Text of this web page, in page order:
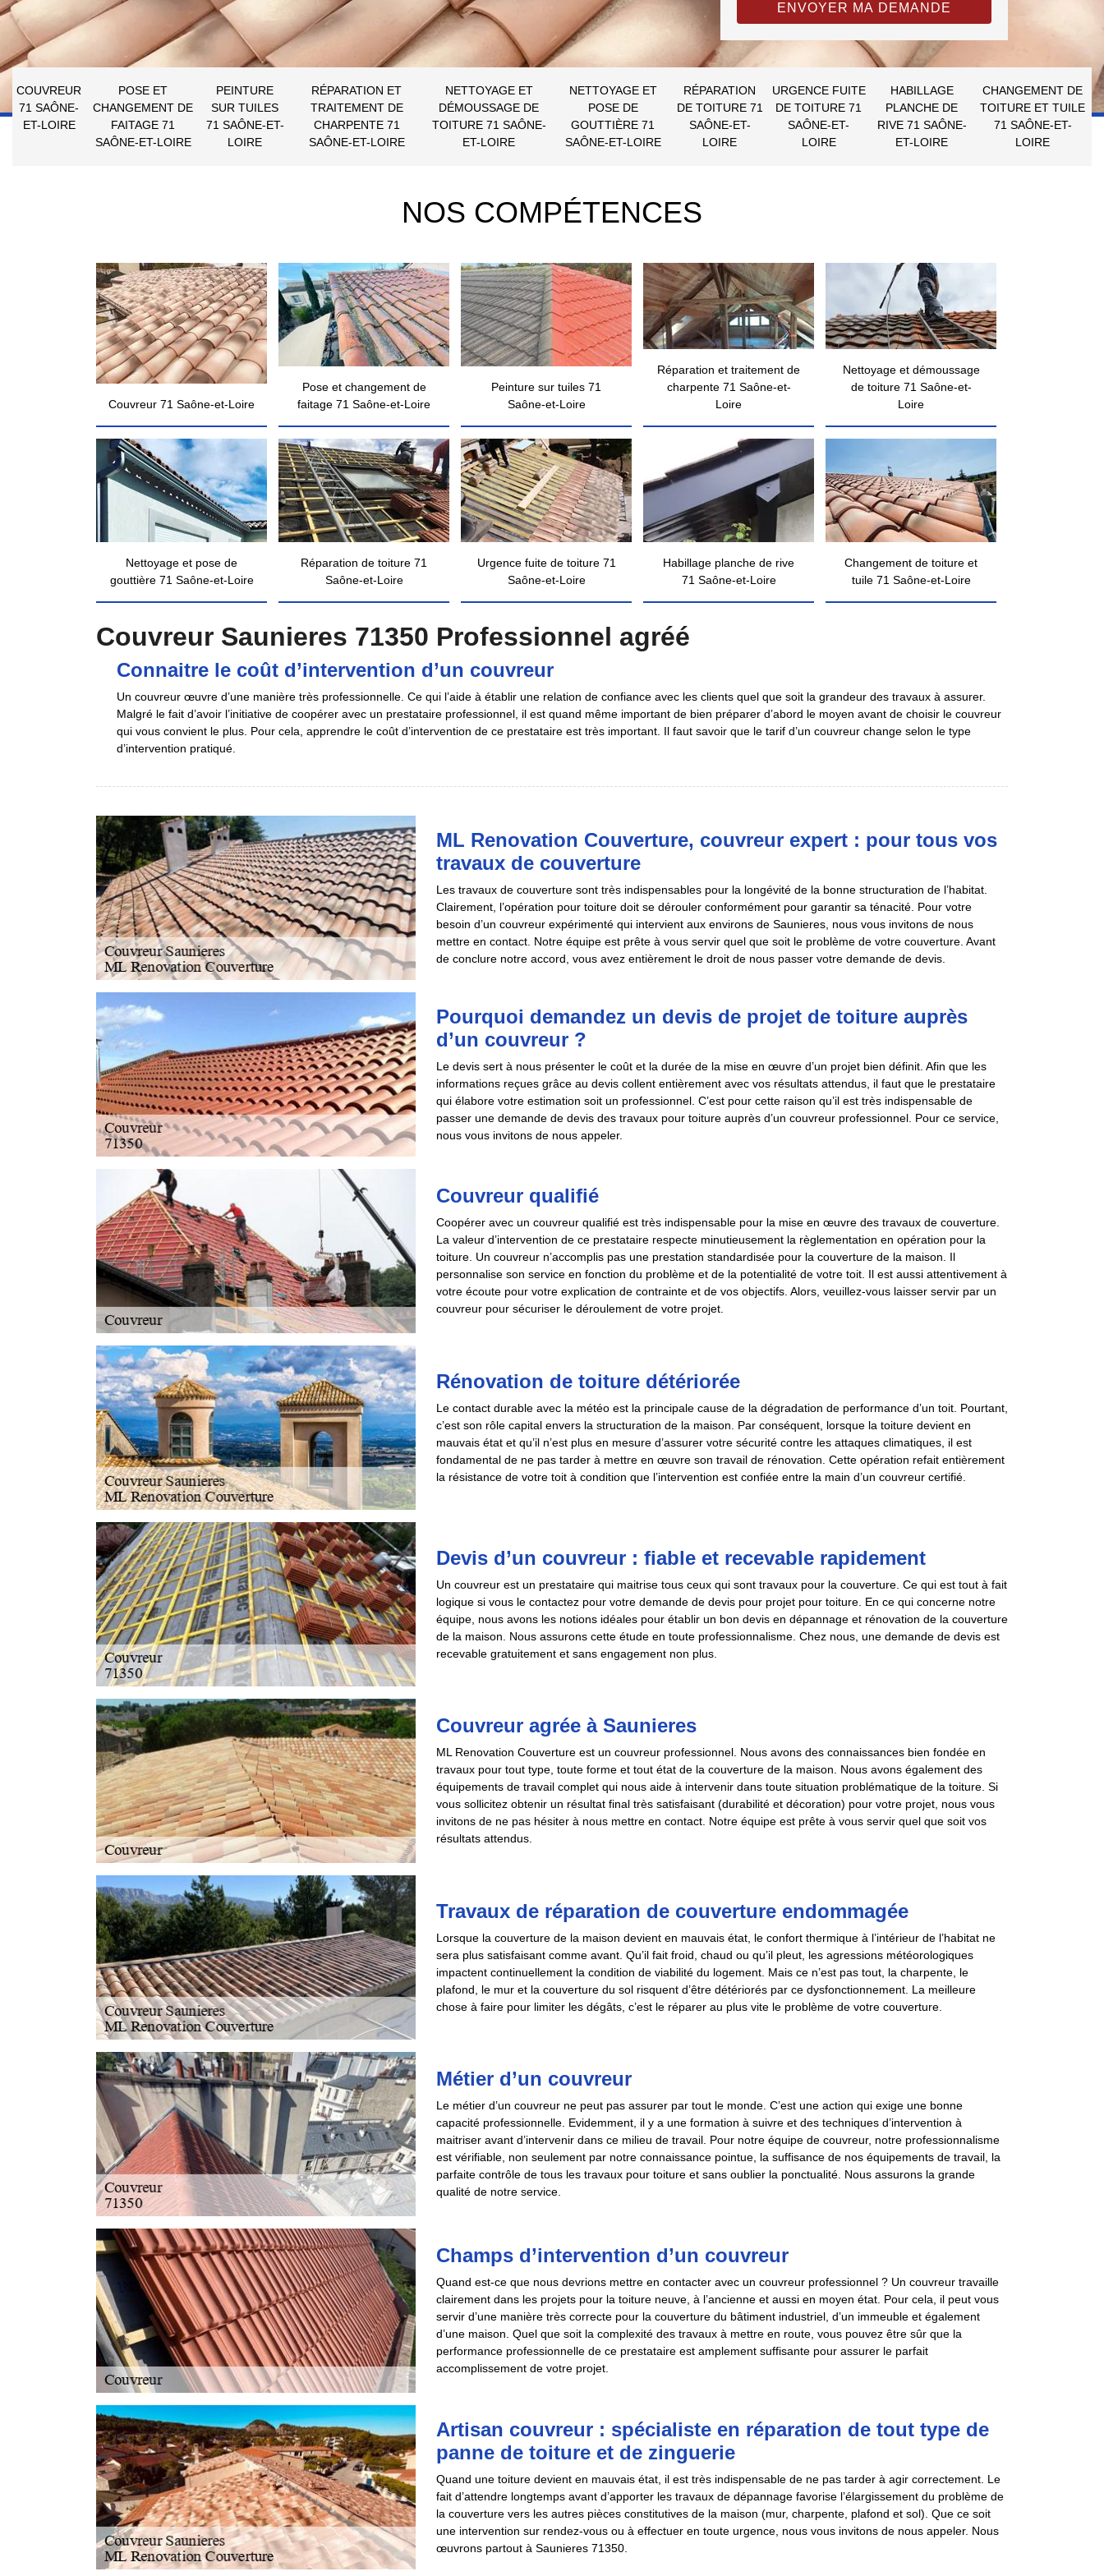
COUVREUR
71 SAÔNE-
ET-LOIRE
POSE ET
CHANGEMENT DE
FAITAGE 71
SAÔNE-ET-LOIRE
PEINTURE
SUR TUILES
71 SAÔNE-ET-
LOIRE
RÉPARATION ET
TRAITEMENT DE
CHARPENTE 71
SAÔNE-ET-LOIRE
NETTOYAGE ET
DÉMOUSSAGE DE
TOITURE 71 SAÔNE-
ET-LOIRE
NETTOYAGE ET
POSE DE
GOUTTIÈRE 71
SAÔNE-ET-LOIRE
RÉPARATION
DE TOITURE 71
SAÔNE-ET-
LOIRE
URGENCE FUITE
DE TOITURE 71
SAÔNE-ET-
LOIRE
HABILLAGE
PLANCHE DE
RIVE 71 SAÔNE-
ET-LOIRE
CHANGEMENT DE
TOITURE ET TUILE
71 SAÔNE-ET-
LOIRE
NOS COMPÉTENCES
Couvreur 71 Saône-et-Loire
Pose et changement de
faitage 71 Saône-et-Loire
Peinture sur tuiles 71
Saône-et-Loire
Réparation et traitement de
charpente 71 Saône-et-
Loire
Nettoyage et démoussage
de toiture 71 Saône-et-
Loire
Nettoyage et pose de
gouttière 71 Saône-et-Loire
Réparation de toiture 71
Saône-et-Loire
Urgence fuite de toiture 71
Saône-et-Loire
Habillage planche de rive
71 Saône-et-Loire
Changement de toiture et
tuile 71 Saône-et-Loire
Couvreur Saunieres 71350 Professionnel agréé
Connaitre le coût d’intervention d’un couvreur
Un couvreur œuvre d’une manière très professionnelle. Ce qui l’aide à établir une relation de confiance avec les clients quel que soit la grandeur des travaux à assurer.
Malgré le fait d’avoir l’initiative de coopérer avec un prestataire professionnel, il est quand même important de bien préparer d’abord le moyen avant de choisir le couvreur
qui vous convient le plus. Pour cela, apprendre le coût d’intervention de ce prestataire est très important. Il faut savoir que le tarif d’un couvreur change selon le type
d’intervention pratiqué.
ML Renovation Couverture, couvreur expert : pour tous vos
travaux de couverture
Les travaux de couverture sont très indispensables pour la longévité de la bonne structuration de l’habitat.
Clairement, l’opération pour toiture doit se dérouler conformément pour garantir sa ténacité. Pour votre
besoin d’un couvreur expérimenté qui intervient aux environs de Saunieres, nous vous invitons de nous
mettre en contact. Notre équipe est prête à vous servir quel que soit le problème de votre couverture. Avant
de conclure notre accord, vous avez entièrement le droit de nous passer votre demande de devis.
Pourquoi demandez un devis de projet de toiture auprès
d’un couvreur ?
Le devis sert à nous présenter le coût et la durée de la mise en œuvre d’un projet bien définit. Afin que les
informations reçues grâce au devis collent entièrement avec vos résultats attendus, il faut que le prestataire
qui élabore votre estimation soit un professionnel. C’est pour cette raison qu’il est très indispensable de
passer une demande de devis des travaux pour toiture auprès d’un couvreur professionnel. Pour ce service,
nous vous invitons de nous appeler.
Couvreur qualifié
Coopérer avec un couvreur qualifié est très indispensable pour la mise en œuvre des travaux de couverture.
La valeur d’intervention de ce prestataire respecte minutieusement la règlementation en opération pour la
toiture. Un couvreur n’accomplis pas une prestation standardisée pour la couverture de la maison. Il
personnalise son service en fonction du problème et de la potentialité de votre toit. Il est aussi attentivement à
votre écoute pour votre explication de contrainte et de vos objectifs. Alors, veuillez-vous laisser servir par un
couvreur pour sécuriser le déroulement de votre projet.
Rénovation de toiture détériorée
Le contact durable avec la météo est la principale cause de la dégradation de performance d’un toit. Pourtant,
c’est son rôle capital envers la structuration de la maison. Par conséquent, lorsque la toiture devient en
mauvais état et qu’il n’est plus en mesure d’assurer votre sécurité contre les attaques climatiques, il est
fondamental de ne pas tarder à mettre en œuvre son travail de rénovation. Cette opération refait entièrement
la résistance de votre toit à condition que l’intervention est confiée entre la main d’un couvreur certifié.
Devis d’un couvreur : fiable et recevable rapidement
Un couvreur est un prestataire qui maitrise tous ceux qui sont travaux pour la couverture. Ce qui est tout à fait
logique si vous le contactez pour votre demande de devis pour projet pour toiture. En ce qui concerne notre
équipe, nous avons les notions idéales pour établir un bon devis en dépannage et rénovation de la couverture
de la maison. Nous assurons cette étude en toute professionnalisme. Chez nous, une demande de devis est
recevable gratuitement et sans engagement non plus.
Couvreur agrée à Saunieres
ML Renovation Couverture est un couvreur professionnel. Nous avons des connaissances bien fondée en
travaux pour tout type, toute forme et tout état de la couverture de la maison. Nous avons également des
équipements de travail complet qui nous aide à intervenir dans toute situation problématique de la toiture. Si
vous sollicitez obtenir un résultat final très satisfaisant (durabilité et décoration) pour votre projet, nous vous
invitons de ne pas hésiter à nous mettre en contact. Notre équipe est prête à vous servir quel que soit vos
résultats attendus.
Travaux de réparation de couverture endommagée
Lorsque la couverture de la maison devient en mauvais état, le confort thermique à l’intérieur de l’habitat ne
sera plus satisfaisant comme avant. Qu’il fait froid, chaud ou qu’il pleut, les agressions météorologiques
impactent continuellement la condition de viabilité du logement. Mais ce n’est pas tout, la charpente, le
plafond, le mur et la couverture du sol risquent d’être détériorés par ce dysfonctionnement. La meilleure
chose à faire pour limiter les dégâts, c’est le réparer au plus vite le problème de votre couverture.
Métier d’un couvreur
Le métier d’un couvreur ne peut pas assurer par tout le monde. C’est une action qui exige une bonne
capacité professionnelle. Evidemment, il y a une formation à suivre et des techniques d’intervention à
maitriser avant d’intervenir dans ce milieu de travail. Pour notre équipe de couvreur, notre professionnalisme
est vérifiable, non seulement par notre connaissance pointue, la suffisance de nos équipements de travail, la
parfaite contrôle de tous les travaux pour toiture et sans oublier la ponctualité. Nous assurons la grande
qualité de notre service.
Champs d’intervention d’un couvreur
Quand est-ce que nous devrions mettre en contacter avec un couvreur professionnel ? Un couvreur travaille
clairement dans les projets pour la toiture neuve, à l’ancienne et aussi en moyen état. Pour cela, il peut vous
servir d’une manière très correcte pour la couverture du bâtiment industriel, d’un immeuble et également
d’une maison. Quel que soit la complexité des travaux à mettre en route, vous pouvez être sûr que la
performance professionnelle de ce prestataire est amplement suffisante pour assurer le parfait
accomplissement de votre projet.
Artisan couvreur : spécialiste en réparation de tout type de
panne de toiture et de zinguerie
Quand une toiture devient en mauvais état, il est très indispensable de ne pas tarder à agir correctement. Le
fait d’attendre longtemps avant d’apporter les travaux de dépannage favorise l’élargissement du problème de
la couverture vers les autres pièces constitutives de la maison (mur, charpente, plafond et sol). Que ce soit
une intervention sur rendez-vous ou à effectuer en toute urgence, nous vous invitons de nous appeler. Nous
œuvrons partout à Saunieres 71350.